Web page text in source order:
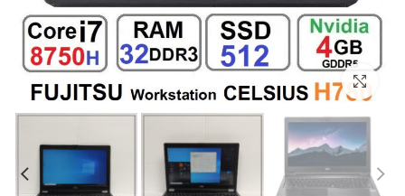
بزرگنمایی تصویر